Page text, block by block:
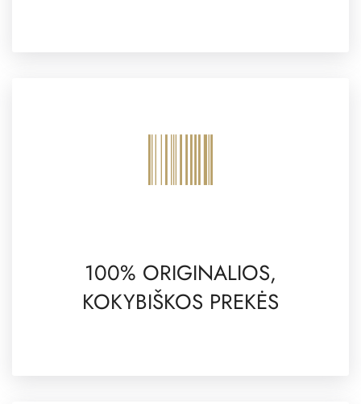
100% ORIGINALIOS,
KOKYBIŠKOS PREKĖS